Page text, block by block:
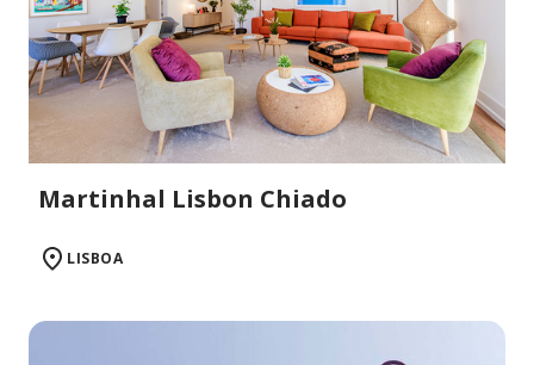
Martinhal Lisbon Chiado
LISBOA